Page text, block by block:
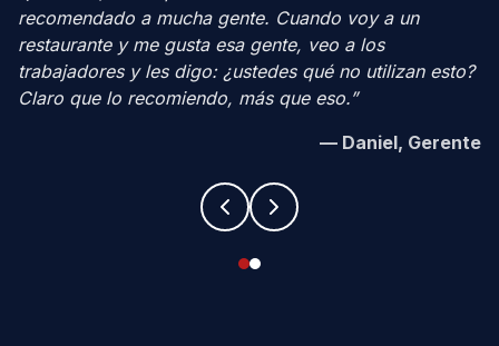
recomendado a mucha gente. Cuando voy a un
restaurante y me gusta esa gente, veo a los
trabajadores y les digo: ¿ustedes qué no utilizan esto?
Claro que lo recomiendo, más que eso.”
— Daniel, Gerente